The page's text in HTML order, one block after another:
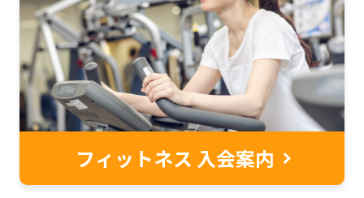
フィットネス 入会案内
automatically
translated
into
English.
Click
link